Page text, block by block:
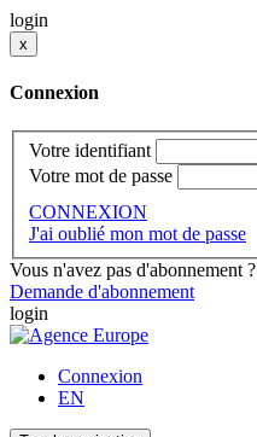
login
x
Connexion
Votre identifiant
Votre mot de passe
CONNEXION
J'ai oublié mon mot de passe
Vous n'avez pas d'abonnement ?
Demande d'abonnement
login
Connexion
EN